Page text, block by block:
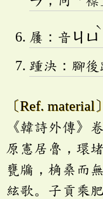
屨：音 ㄐㄩ
ˋ
踵決：腳後
〔Ref. material〕
《韓詩外傳》
原憲居魯，環
甕牖，桷桑而
絃歌。子貢乘